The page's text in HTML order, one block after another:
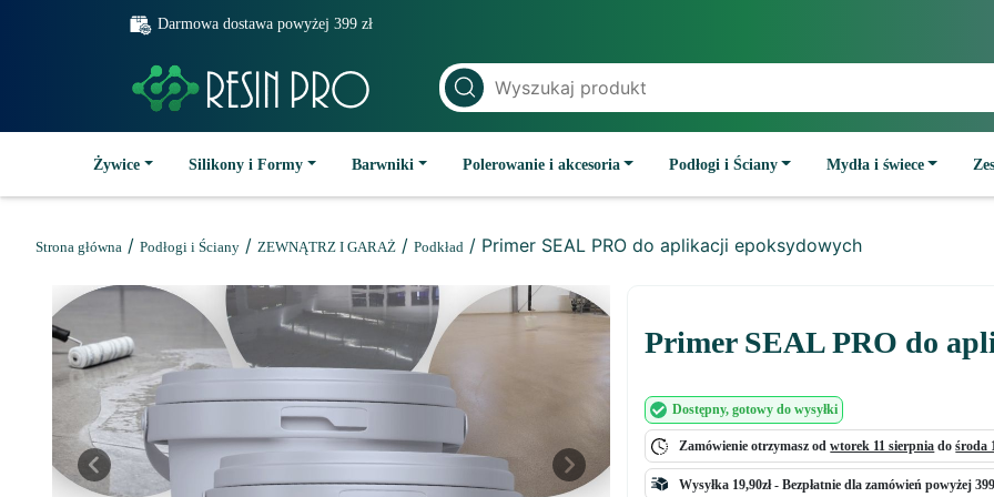
Darmowa dostawa powyżej 399 zł
Żywice Silikony i Formy Barwniki Polerowanie i akcesoria Podłogi i Ściany Mydła i świece
Strona główna / Podłogi i Ściany / ZEWNĄTRZ I GARAŻ / Podkład / Primer SEAL PRO do aplikacji epoksydowych
Previous Next
Primer SEAL PRO do
Dostępny, gotowy do wysyłki
Zamówienie otrzymasz odwtorek 11 sierpnia dośroda
Wysyłka 19,90zł -Bezpłatnie dla zamówień powyżej